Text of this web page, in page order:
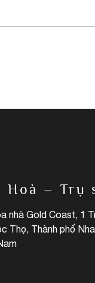
Hoà – Trụ
nhà Gold Coast, 1
Thọ, Thành phố